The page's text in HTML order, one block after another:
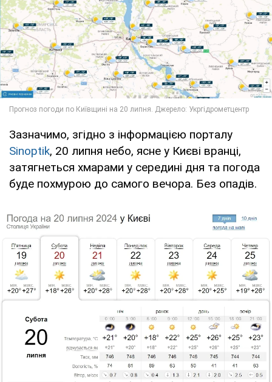
Зазначимо, згідно з інформацією порталу
Sinoptik, 20 липня небо, ясне у Києві вранці,
затягнеться хмарами у середині дня та погода
буде похмурою до самого вечора. Без опадів.